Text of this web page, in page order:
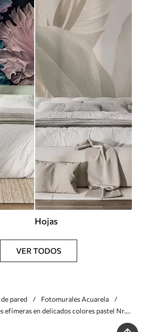
Hojas
VER TODOS
pared
Fotomurales Acuarela
efímeras en delicados colores pastel Nr.